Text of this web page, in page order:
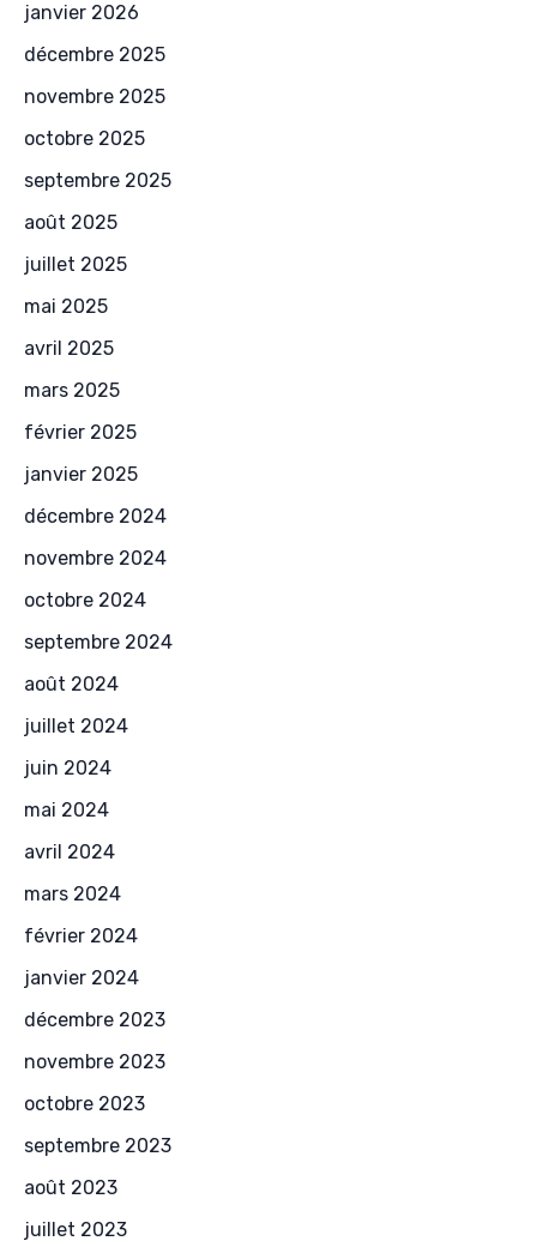
janvier 2026
décembre 2025
novembre 2025
octobre 2025
septembre 2025
août 2025
juillet 2025
mai 2025
avril 2025
mars 2025
février 2025
janvier 2025
décembre 2024
novembre 2024
octobre 2024
septembre 2024
août 2024
juillet 2024
juin 2024
mai 2024
avril 2024
mars 2024
février 2024
janvier 2024
décembre 2023
novembre 2023
octobre 2023
septembre 2023
août 2023
juillet 2023